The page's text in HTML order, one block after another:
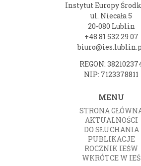
Instytut Europy
ul. Niecała 5
20-080 Lublin
+48 81 532 29 07
REGON:
NIP: 7123378811
MENU
STRONA
AKTUALNOŚCI
DO SŁUCHANIA
PUBLIKACJE
ROCZNIK IEŚW
WKRÓTCE W IEŚ